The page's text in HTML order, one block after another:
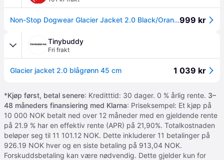
Non-Stop Dogwear Glacier Jacket 2.0 Black/Orange999 kr
Tinybuddy
Fri frakt
Glacier jacket 2.0 blågrønn 45 cm 1 039 kr
*Kjøp først, betal senere: Kreditttid: 30 dager. 0 % årlig rente. 3–
48 måneders finansiering med Klarna: Priseksempel: Et kjøp på
10 000 NOK betalt ned over 12 måneder med en gjeldende rente
på 21.9 % har en effektiv rente (APR) på 21,90%. Totalkostnaden
beløper seg til 11 101.12 NOK. Dette inkluderer 11 betalinger på
926.19 NOK hver og en siste betaling på 913,04 NOK.
Forskuddsbetaling kan være nødvendig. Dette gjelder kun for